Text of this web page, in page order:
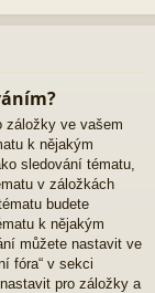
záložky ve vašem
k nějakým
sledování tématu,
v záložkách
budete
k nějakým
můžete nastavit ve
fóra“ v sekci
pro záložky a